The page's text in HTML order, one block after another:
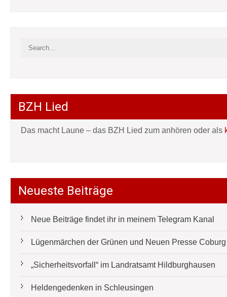
BZH Lied
Das macht Laune – das BZH Lied zum anhören oder als
Neueste Beiträge
Neue Beiträge findet ihr in meinem Telegram Kanal
Lügenmärchen der Grünen und Neuen Presse
„Sicherheitsvorfall“ im Landratsamt Hildburghausen
Heldengedenken in Schleusingen